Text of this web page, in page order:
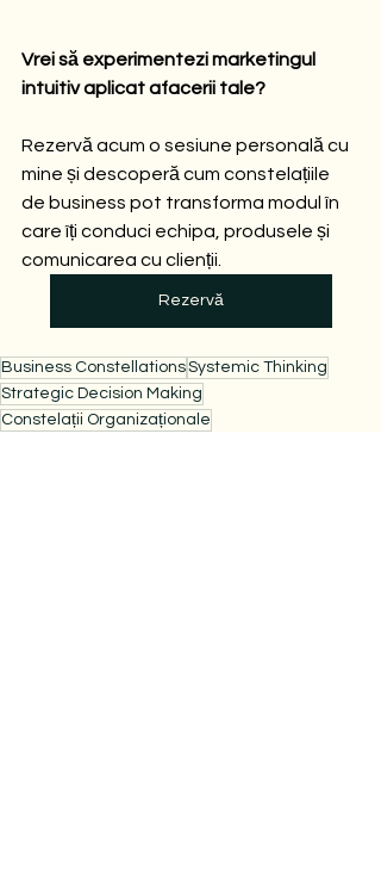
Vrei să experimentezi marketingul
intuitiv aplicat afacerii tale?
Rezervă acum o sesiune personală cu
mine și descoperă cum constelațiile
de business pot transforma modul în
care îți conduci echipa, produsele și
comunicarea cu clienții.
Rezervă
Business ConstellationsSystemic Thinking
Strategic Decision Making
Constelații Organizaționale